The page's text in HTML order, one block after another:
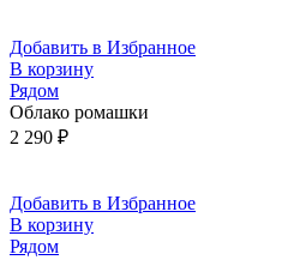
Добавить в Избранное
В корзину
Рядом
Облако ромашки
2 290 ₽
Добавить в Избранное
В корзину
Рядом